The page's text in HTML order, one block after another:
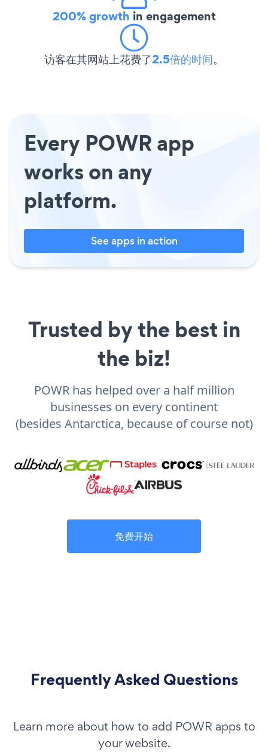
200% growth in engagement
访客在其网站上花费了2.5倍的时间。
Every POWR app
works on any
platform.
See apps in action
Trusted by the best in
the biz!
POWR has helped over a half million
businesses on every continent
(besides Antarctica, because of course not)
免费开始
Frequently Asked Questions
Learn more about how to add POWR apps to
your website.